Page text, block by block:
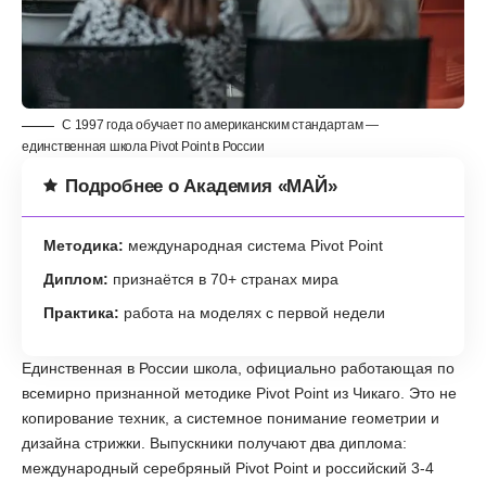
С 1997 года обучает по американским стандартам —
единственная школа Pivot Point в России
Подробнее о Академия «МАЙ»
Методика: международная система Pivot Point
Диплом: признаётся в 70+ странах мира
Практика: работа на моделях с первой недели
Единственная в России школа, официально работающая по
всемирно признанной методике Pivot Point из Чикаго. Это не
копирование техник, а системное понимание геометрии и
дизайна стрижки. Выпускники получают два диплома:
международный серебряный Pivot Point и российский 3-4